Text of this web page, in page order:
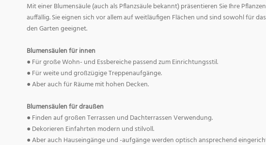
Mit einer Blumensäule (auch als Pflanzsäule bekannt) präsentieren Sie Ihre
auffällig. Sie eignen sich vor allem auf weitläufigen Flächen und sind sowohl für
den Garten geeignet.
Blumensäulen für innen
● Für große Wohn- und Essbereiche passend zum Einrichtungsstil.
● Für weite und großzügige Treppenaufgänge.
● Aber auch für Räume mit hohen Decken.
Blumensäulen für draußen
● Finden auf großen Terrassen und Dachterrassen Verwendung.
● Dekorieren Einfahrten modern und stilvoll.
● Aber auch Hauseingänge und -aufgänge werden optisch ansprechend